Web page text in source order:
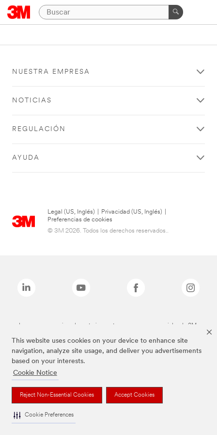
This website uses cookies on your device to enhance site
navigation, analyze site usage, and deliver you advertisements
based on your interests.
Cookie Notice
Reject Non-Essential Cookies Accept Cookies
Cookie Preferences
NUESTRA EMPRESA
NOTICIAS
REGULACIÓN
AYUDA
Legal (US, Inglés) Privacidad (US, Inglés)
Preferencias de cookies
© 3M 2026. Todos los derechos reservados..
Las marcas mencionadas anteriormente son marcas comerciales de 3M.